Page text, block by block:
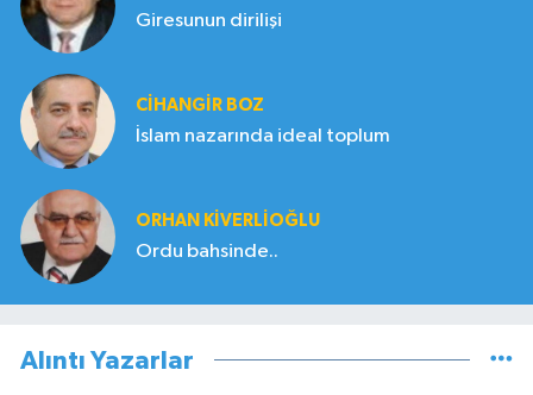
Giresunun dirilişi
CIHANGIR BOZ
İslam nazarında ideal toplum
ORHAN KIVERLIOĞLU
Ordu bahsinde..
Alıntı Yazarlar